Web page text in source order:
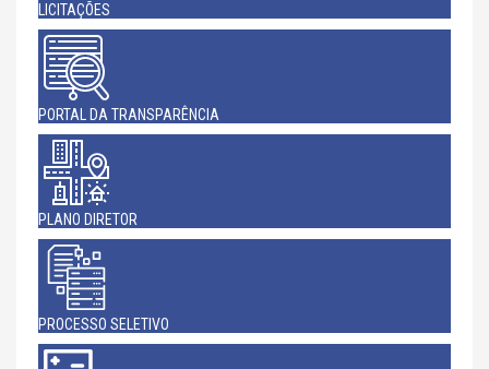
LICITAÇÕES
PORTAL DA TRANSPARÊNCIA
PLANO DIRETOR
PROCESSO SELETIVO